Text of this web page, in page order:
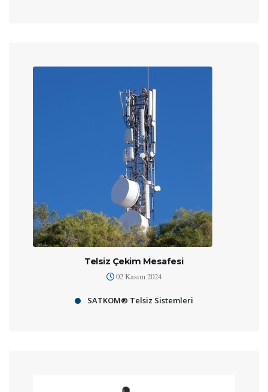
Telsiz Çekim Mesafesi
02 Kasım 2024
SATKOM® Telsiz Sistemleri